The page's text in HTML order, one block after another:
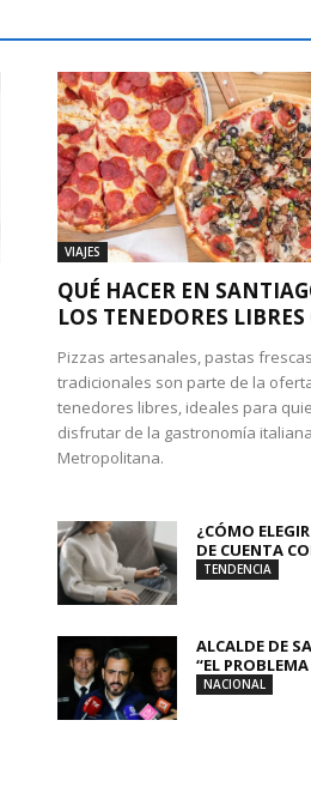
VIAJES
QUÉ HACER EN
LOS TENEDORES LIBRES
Pizzas artesanales, pastas
tradicionales son parte de la
tenedores libres, ideales para
disfrutar de la gastronomía
Metropolitana.
¿CÓMO
DE CUENTA
TENDENCIA
ALCALDE DE
“EL
NACIONAL